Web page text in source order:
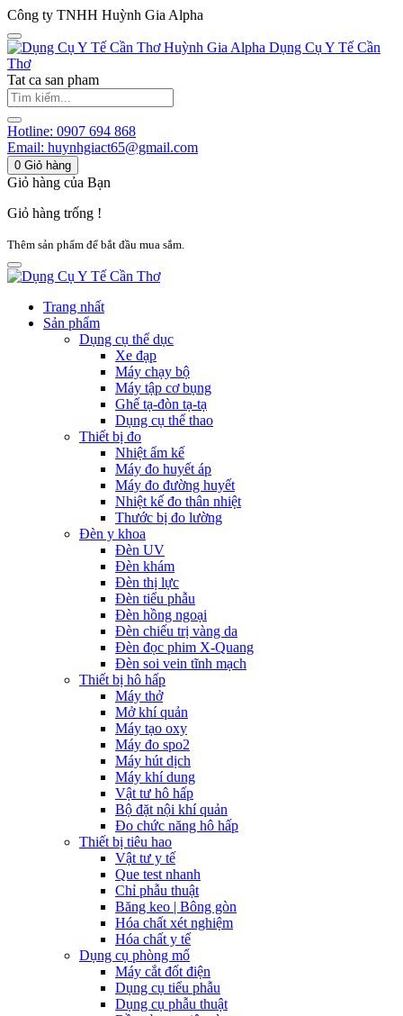
Công ty TNHH Huỳnh Gia Alpha
Huỳnh Gia Alpha Dụng Cụ Y Tế Cần
Thơ
Tat ca san pham
Hotline: 0907 694 868
Email: huynhgiact65@gmail.com
0 Giỏ hàng
Giỏ hàng của Bạn
Giỏ hàng trống !
Thêm sản phẩm để bắt đầu mua sắm.
Trang nhất
Sản phẩm
Dụng cụ thể dục
Xe đạp
Máy chạy bộ
Máy tập cơ bụng
Ghế tạ-đòn tạ-tạ
Dụng cụ thể thao
Thiết bị đo
Nhiệt ẩm kế
Máy đo huyết áp
Máy đo đường huyết
Nhiệt kế đo thân nhiệt
Thước bị đo lường
Đèn y khoa
Đèn UV
Đèn khám
Đèn thị lực
Đèn tiểu phẫu
Đèn hồng ngoại
Đèn chiếu trị vàng da
Đèn đọc phim X-Quang
Đèn soi vein tĩnh mạch
Thiết bị hô hấp
Máy thở
Mở khí quản
Máy tạo oxy
Máy đo spo2
Máy hút dịch
Máy khí dung
Vật tư hô hấp
Bộ đặt nội khí quản
Đo chức năng hô hấp
Thiết bị tiêu hao
Vật tư y tế
Que test nhanh
Chỉ phẫu thuật
Băng keo | Bông gòn
Hóa chất xét nghiệm
Hóa chất y tế
Dụng cụ phòng mổ
Máy cắt đốt điện
Dụng cụ tiểu phẫu
Dụng cụ phẫu thuật